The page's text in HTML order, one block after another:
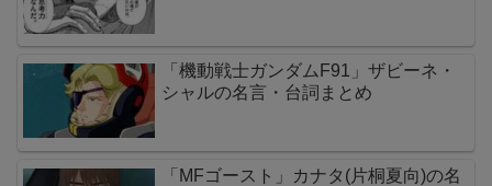
「機動戦士ガンダムF91」ザビーネ・
シャルの名言・台詞まとめ
「MFゴースト」カナタ(片桐夏向)の名